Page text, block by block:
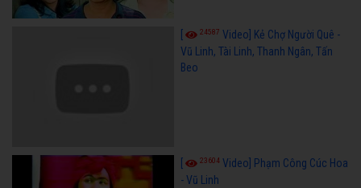
24587 Video] Kẻ Chợ Người Quê -
Vũ Linh, Tài Linh, Thanh Ngân, Tấn
Beo
23604 Video] Phạm Công Cúc Hoa
- Vũ Linh